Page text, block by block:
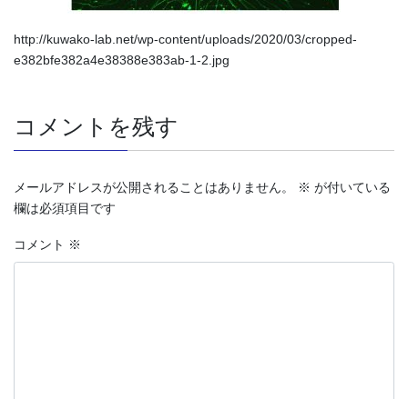
http://kuwako-lab.net/wp-content/uploads/2020/03/cropped-
e382bfe382a4e38388e383ab-1-2.jpg
コメントを残す
メールアドレスが公開されることはありません。 ※ が付いている
欄は必須項目です
コメント ※